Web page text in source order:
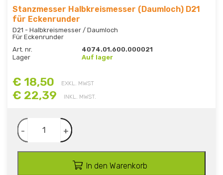
Stanzmesser Halbkreismesser (Daumloch) D21
für Eckenrunder
D21 - Halbkreismesser / Daumloch
Für Eckenrunder
Art. nr.
4074.01.600.000021
Lager
Auf lager
€ 18,50 EXKL. MWST
€ 22,39 INKL. MWST.
- +
In den Warenkorb